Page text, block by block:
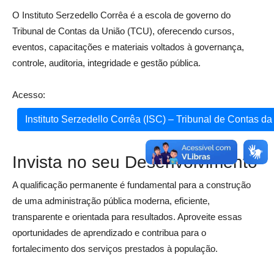
O Instituto Serzedello Corrêa é a escola de governo do
Tribunal de Contas da União (TCU), oferecendo cursos,
eventos, capacitações e materiais voltados à governança,
controle, auditoria, integridade e gestão pública.
Acesso:
Instituto Serzedello Corrêa (ISC) – Tribunal de Contas
Invista no seu Desenvolvimento
A qualificação permanente é fundamental para a construção
de uma administração pública moderna, eficiente,
transparente e orientada para resultados. Aproveite essas
oportunidades de aprendizado e contribua para o
fortalecimento dos serviços prestados à população.